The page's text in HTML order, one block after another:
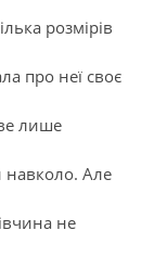
розмірів
про неї своє
лише
навколо. Але
не